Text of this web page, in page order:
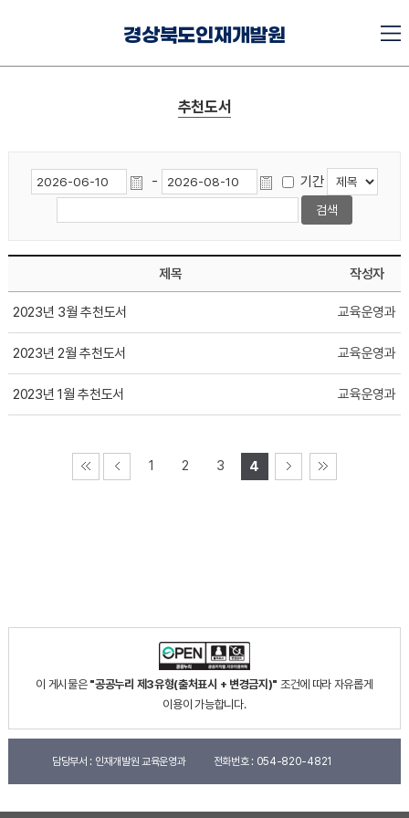
경상북도인재개발원
추천도서
- 기간
제목 작성자
2023년 3월 추천도서 교육운영과
2023년 2월 추천도서 교육운영과
2023년 1월 추천도서 교육운영과
1 2 3 4
이 게시물은 "공공누리 제3유형(출처표시 + 변경금지)" 조건에 따라 자유롭게
이용이 가능합니다.
담당부서 : 인재개발원 교육운영과 전화번호 : 054-820-4821